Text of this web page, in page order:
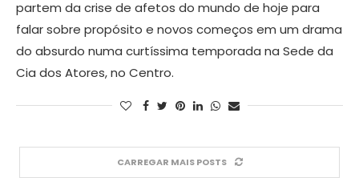
partem da crise de afetos do mundo de hoje para
falar sobre propósito e novos começos em um drama
do absurdo numa curtíssima temporada na Sede da
Cia dos Atores, no Centro.
CARREGAR MAIS POSTS